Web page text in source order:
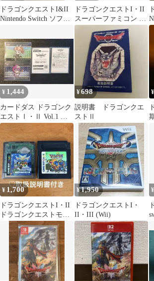
ドラゴンクエストI&II
Nintendo Switch ソフ
ドラゴンクエストI・II
スーパーファミコン ソ
フト
¥ 1,444
カードダス ドラゴンク
エストⅠ・Ⅱ Vol.1 ま
とめ売り 14枚【台紙付
き】
¥698
説明書 ドラゴンクエ
ストⅡ
¥
¥ 1,700
ドラゴンクエストI・II
ドラゴンクエストモン
スターズ2 ソフト2本セ
ット
¥1,950
ドラゴンクエストI・
II・III (Wii)
¥